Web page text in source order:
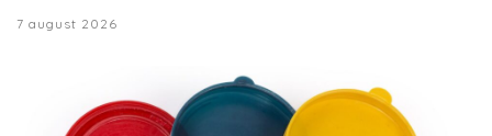
7 august 2026